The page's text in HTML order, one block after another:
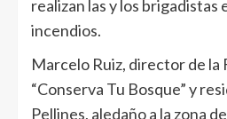
realizan las y los brigadistas
incendios.
Marcelo Ruiz, director de la
“Conserva Tu Bosque” y
Pellines, aledaño a la zona